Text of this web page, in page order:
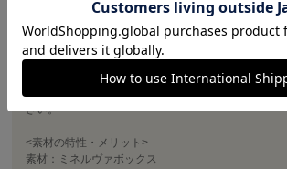
ダイヤカットワーク。
使用する素材は、定番のイタリア、バダラッシカル
ックス。
より繊細に仕上げた小さな多面体の透かし模様は、
わさり、より複雑に表情豊かに映し出してくれます
さい。
<素材の特性・メリット>
素材：ミネルヴァボックス